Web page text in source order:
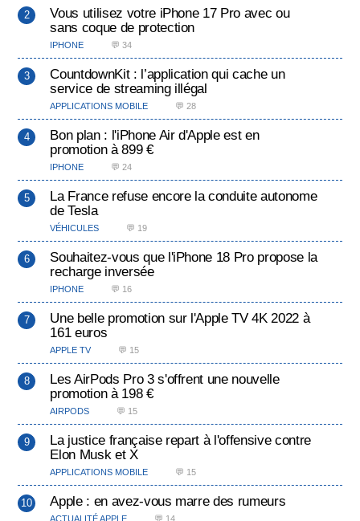
Vous utilisez votre iPhone 17 Pro avec ou
sans coque de protection
IPHONE 💬 34
CountdownKit : l’application qui cache un
service de streaming illégal
APPLICATIONS MOBILE 💬 28
Bon plan : l'iPhone Air d'Apple est en
promotion à 899 €
IPHONE 💬 24
La France refuse encore la conduite autonome
de Tesla
VÉHICULES 💬 19
Souhaitez-vous que l'iPhone 18 Pro propose la
recharge inversée
IPHONE 💬 16
Une belle promotion sur l'Apple TV 4K 2022 à
161 euros
APPLE TV 💬 15
Les AirPods Pro 3 s'offrent une nouvelle
promotion à 198 €
AIRPODS 💬 15
La justice française repart à l'offensive contre
Elon Musk et X
APPLICATIONS MOBILE 💬 15
Apple : en avez-vous marre des rumeurs
ACTUALITÉ APPLE 💬 14